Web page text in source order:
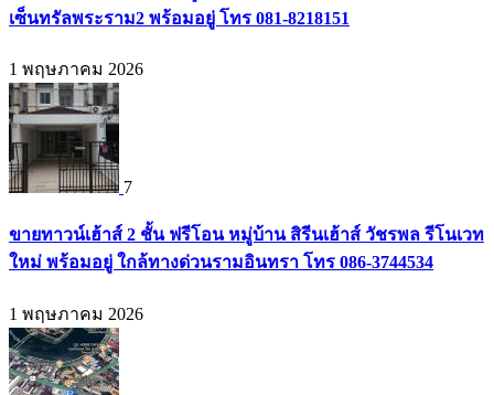
เซ็นทรัลพระราม2 พร้อมอยู่ โทร 081-8218151
1 พฤษภาคม 2026
7
ขายทาวน์เฮ้าส์ 2 ชั้น ฟรีโอน หมู่บ้าน สิรีนเฮ้าส์ วัชรพล รีโนเวท
ใหม่ พร้อมอยู่ ใกล้ทางด่วนรามอินทรา โทร 086-3744534
1 พฤษภาคม 2026